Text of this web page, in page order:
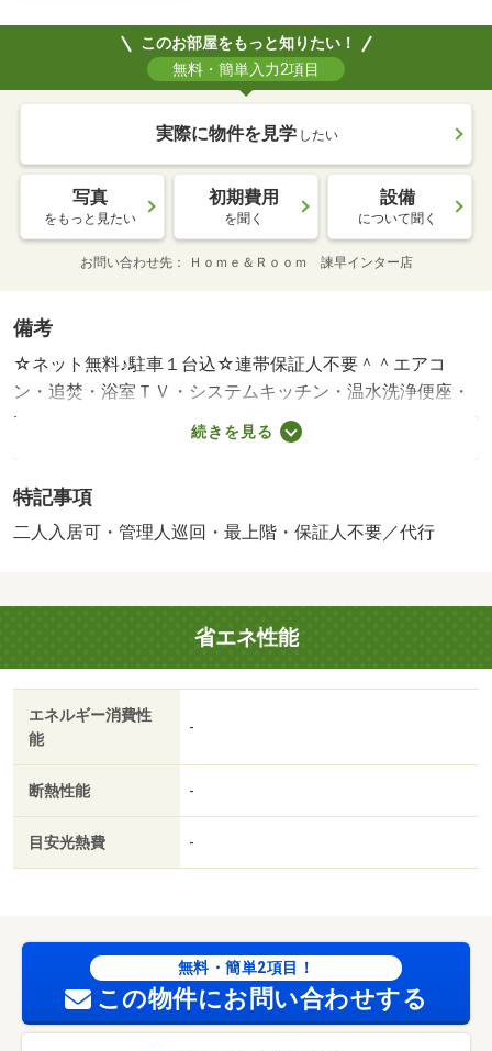
このお部屋をもっと知りたい！
無料・簡単入力2項目
実際に物件を見学 したい
写真
をもっと見たい
初期費用
を聞く
設備
について聞く
お問い合わせ先 Ｈｏｍｅ＆Ｒｏｏｍ 諫早インター店
備考
☆ネット無料♪駐車１台込☆連帯保証人不要＾＾エアコ
ン・追焚・浴室ＴＶ・システムキッチン・温水洗浄便座・
洗髪洗面台・ＴＶモニターホン付☆徒歩圏内にスーパー・
コンビニあり♪２月２３日退去予定・賃貸保証等：加入要
７００円／月・管理形態／管理員の勤務形態：巡回・☆ネ
ット無料♪駐車１台込☆連帯保証人不要＾＾エアコン・追
ニあり♪２月２３日退去予定・バイク置場：空なし・駐輪
場：空なし/ルームクリーニング費 66550円/カードキー発
行料 16500円
続きを見る
特記事項
二人入居可・管理人巡回・最上階・保証人不要／代行
省エネ性能
エネルギー消費性
能
-
断熱性能 -
目安光熱費 -
無料・簡単2項目！
この物件にお問い合わせする